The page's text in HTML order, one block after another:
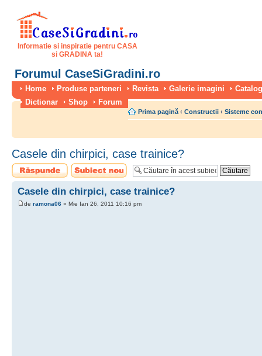
Informatie si inspiratie pentru CASA
si GRADINA ta!
Forumul CaseSiGradini.ro
Home Produse parteneri Revista Galerie imagini
Dictionar
Shop Forum
Prima pagină ‹ Constructii ‹ Sisteme
Casele din chirpici, case trainice?
Scrie un răspuns
Scrie un subiect
nou
Casele din chirpici, case trainice?
de ramona06 » Mie Ian 26, 2011 10:16 pm